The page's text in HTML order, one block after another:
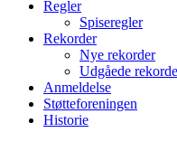
Regler
Spiseregler
Rekorder
Nye rekorder
Udgåede
Anmeldelse
Støtteforeningen
Historie